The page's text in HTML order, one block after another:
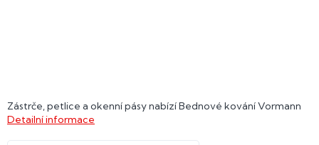
Zástrče, petlice a okenní pásy nabízí Bednové kování Vormann
Detailní informace